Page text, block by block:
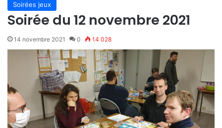
Soirées jeux
Soirée du 12 novembre 2021
14 novembre 2021 0 14 028